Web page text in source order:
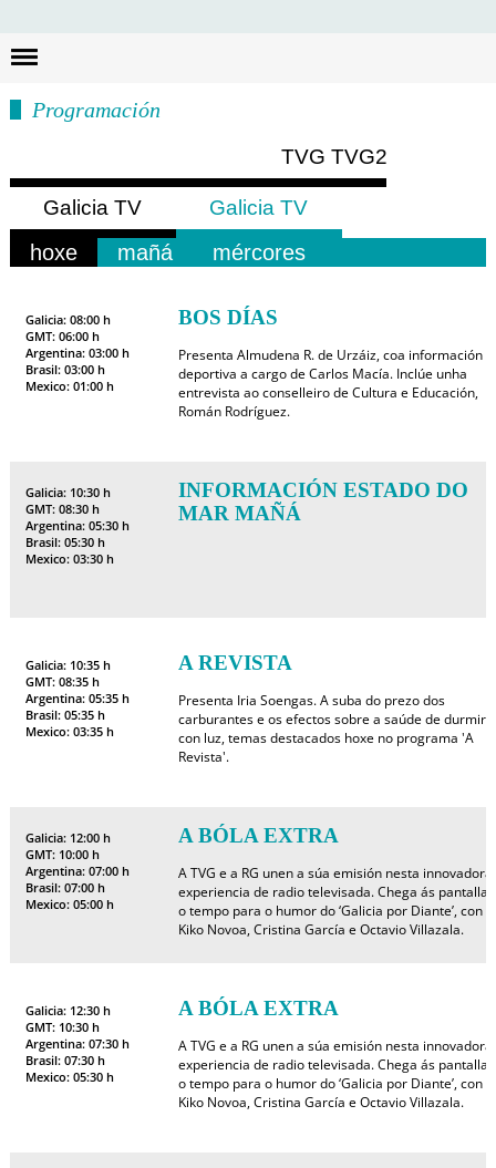
Programación
TVG TVG2
Galicia TV
Europa
Galicia TV
América
hoxe mañá mércores
Galicia: 08:00 h
GMT: 06:00 h
Argentina: 03:00 h
Brasil: 03:00 h
Mexico: 01:00 h
BOS DÍAS
Presenta Almudena R. de Urzáiz, coa información
deportiva a cargo de Carlos Macía. Inclúe unha
entrevista ao conselleiro de Cultura e Educación,
Román Rodríguez.
Galicia: 10:30 h
GMT: 08:30 h
Argentina: 05:30 h
Brasil: 05:30 h
Mexico: 03:30 h
INFORMACIÓN ESTADO DO
MAR MAÑÁ
Galicia: 10:35 h
GMT: 08:35 h
Argentina: 05:35 h
Brasil: 05:35 h
Mexico: 03:35 h
A REVISTA
Presenta Iria Soengas. A suba do prezo dos
carburantes e os efectos sobre a saúde de durmir
con luz, temas destacados hoxe no programa 'A
Revista'.
Galicia: 12:00 h
GMT: 10:00 h
Argentina: 07:00 h
Brasil: 07:00 h
Mexico: 05:00 h
A BÓLA EXTRA
A TVG e a RG unen a súa emisión nesta innovadora
experiencia de radio televisada. Chega ás pantallas
o tempo para o humor do ‘Galicia por Diante’, con
Kiko Novoa, Cristina García e Octavio Villazala.
Galicia: 12:30 h
GMT: 10:30 h
Argentina: 07:30 h
Brasil: 07:30 h
Mexico: 05:30 h
A BÓLA EXTRA
A TVG e a RG unen a súa emisión nesta innovadora
experiencia de radio televisada. Chega ás pantallas
o tempo para o humor do ‘Galicia por Diante’, con
Kiko Novoa, Cristina García e Octavio Villazala.